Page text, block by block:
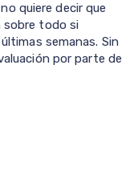
quiere decir que
sobre todo si
semanas. Sin
por parte de